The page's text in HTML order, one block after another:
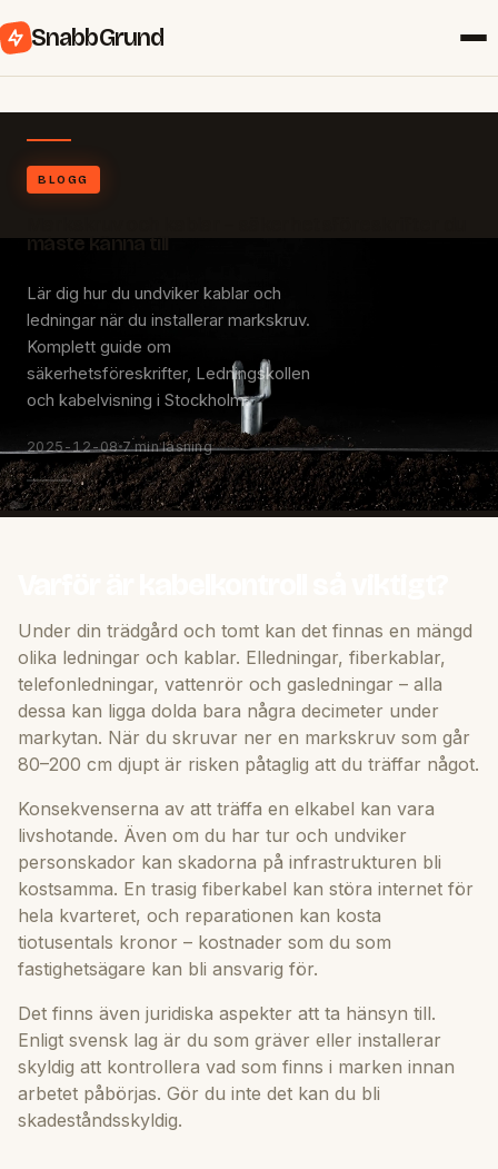
SnabbGrund
BLOGG
måste känna till
Lär dig hur du undviker kablar och
ledningar när du installerar markskruv.
Komplett guide om
säkerhetsföreskrifter, Ledningskollen
och kabelvisning i Stockholm.
2025-12-08 7 min läsning
Under din trädgård och tomt kan det finnas en mängd
olika ledningar och kablar. Elledningar, fiberkablar,
telefonledningar, vattenrör och gasledningar – alla
dessa kan ligga dolda bara några decimeter under
markytan. När du skruvar ner en markskruv som går
80–200 cm djupt är risken påtaglig att du träffar något.
Konsekvenserna av att träffa en elkabel kan vara
livshotande. Även om du har tur och undviker
personskador kan skadorna på infrastrukturen bli
kostsamma. En trasig fiberkabel kan störa internet för
hela kvarteret, och reparationen kan kosta
tiotusentals kronor – kostnader som du som
fastighetsägare kan bli ansvarig för.
Det finns även juridiska aspekter att ta hänsyn till.
Enligt svensk lag är du som gräver eller installerar
skyldig att kontrollera vad som finns i marken innan
arbetet påbörjas. Gör du inte det kan du bli
skadeståndsskyldig.